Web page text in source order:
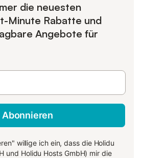
die neuesten
Minute Rabatte und
Angebote für
Abonnieren
willige ich ein, dass die Holidu
und Holidu Hosts GmbH) mir die